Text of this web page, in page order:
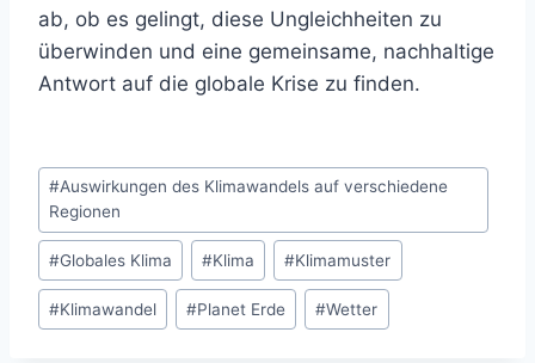
ab, ob es gelingt, diese Ungleichheiten zu
überwinden und eine gemeinsame, nachhaltige
Antwort auf die globale Krise zu finden.
Schlagworte:
#Auswirkungen des Klimawandels auf verschiedene
Regionen
#Globales Klima #Klima #Klimamuster
#Klimawandel #Planet Erde #Wetter